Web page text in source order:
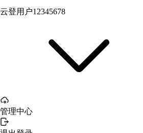
云登用户12345678
管理中心